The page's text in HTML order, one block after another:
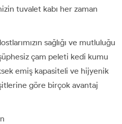
tuvalet kabı her zaman
sağlığı ve mutluluğu
çam peleti kedi kumu
emiş kapasiteli ve hijyenik
göre birçok avantaj